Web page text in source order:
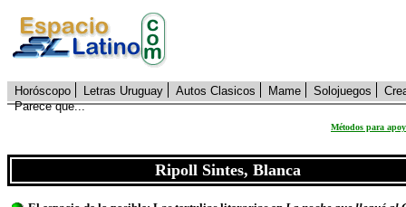
Horóscopo Letras Uruguay Autos Clasicos Mame Solojuegos
Parece que...
Métodos para
Ripoll Sintes, Blanca